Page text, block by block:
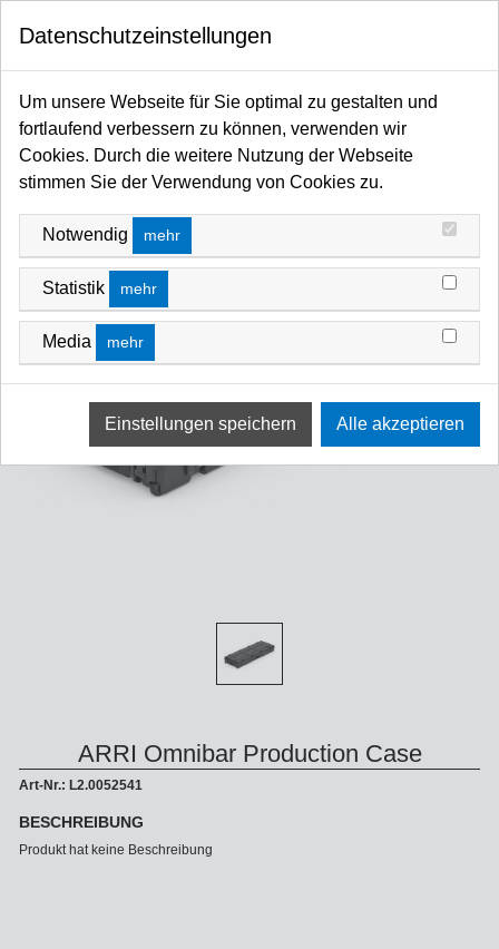
Startseite
LED
ARRI LED Kits
ARRI Omnibar Production Case
Art-Nr.: L2.0052541
BESCHREIBUNG
Produkt hat keine Beschreibung
Datenschutzeinstellungen
Um unsere Webseite für Sie optimal zu gestalten und
fortlaufend verbessern zu können, verwenden wir
Cookies. Durch die weitere Nutzung der Webseite
stimmen Sie der Verwendung von Cookies zu.
Notwendig mehr
Statistik mehr
Media mehr